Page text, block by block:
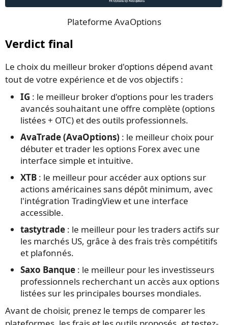
Plateforme AvaOptions
Verdict final
Le choix du meilleur broker d'options dépend avant
tout de votre expérience et de vos objectifs :
IG : le meilleur broker d'options pour les traders
avancés souhaitant une offre complète (options
listées + OTC) et des outils professionnels.
AvaTrade (AvaOptions) : le meilleur choix pour
débuter et trader les options Forex avec une
interface simple et intuitive.
XTB : le meilleur pour accéder aux options sur
actions américaines sans dépôt minimum, avec
l'intégration TradingView et une interface
accessible.
tastytrade : le meilleur pour les traders actifs sur
les marchés US, grâce à des frais très compétitifs
et plafonnés.
Saxo Banque : le meilleur pour les investisseurs
professionnels recherchant un accès aux options
listées sur les principales bourses mondiales.
Avant de choisir, prenez le temps de comparer les